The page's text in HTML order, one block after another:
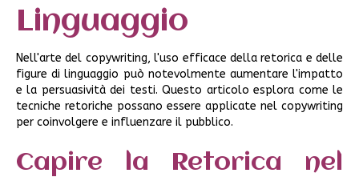
Linguaggio
Nell'arte del copywriting, l'uso efficace della retorica e delle
figure di linguaggio può notevolmente aumentare l'impatto
e la persuasività dei testi. Questo articolo esplora come le
tecniche retoriche possano essere applicate nel copywriting
per coinvolgere e influenzare il pubblico.
Capire la Retorica nel